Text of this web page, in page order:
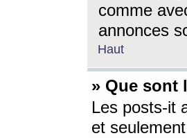
comme
annonces
Haut
» Que sont
Les posts-it
et